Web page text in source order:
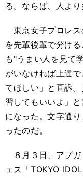
る。ならば、人よ
東京女子プロレス
を先輩後輩で分け
も"うまい人を見て
がいなければ上達
てほしい」と直訴
習してもいいよ」
になった。文字通
ったのだ。
８月３日、アプガ
ェス「TOKYO